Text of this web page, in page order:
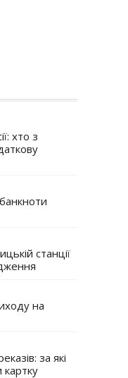
хто з
станції
на
за які
картку